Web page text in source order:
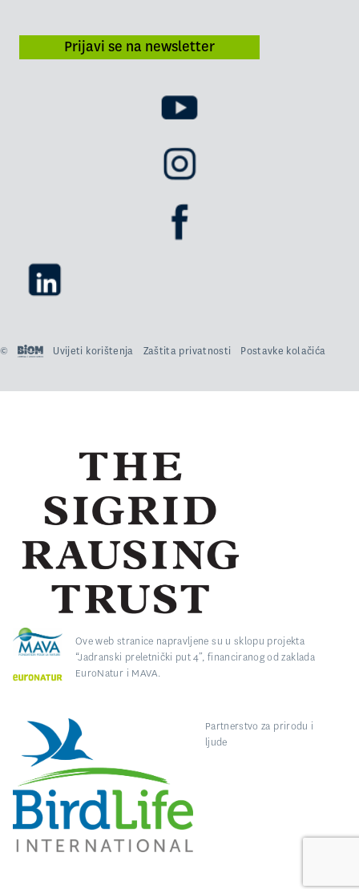
Prijavi se na newsletter
© Uvijeti korištenja Zaštita privatnosti Postavke kolačića
Ove web stranice napravljene su u sklopu projekta
“Jadranski preletnički put 4”, financiranog od zaklada
EuroNatur i MAVA.
Partnerstvo za prirodu i
ljude